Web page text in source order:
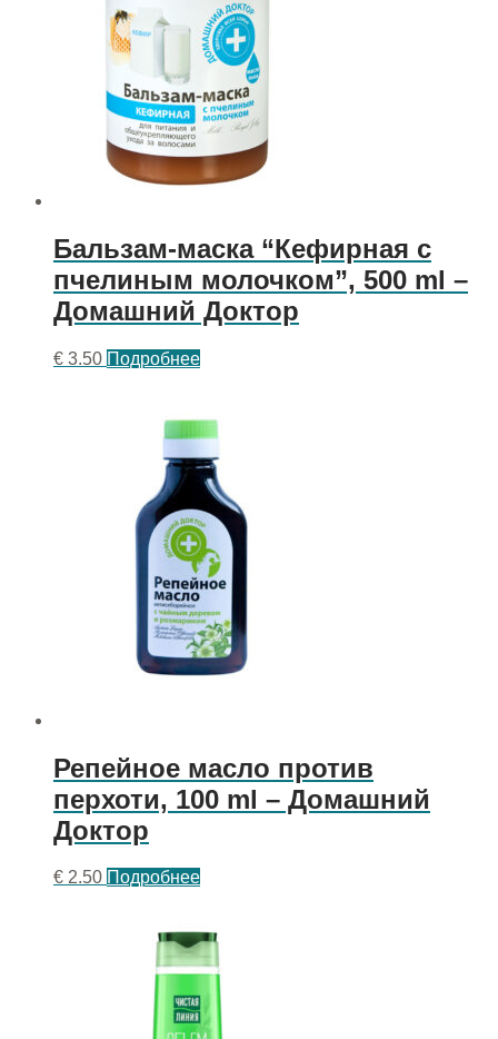
Бальзам-маска “Кефирная с
пчелиным молочком”, 500 ml –
Домашний Доктор
€ 3.50 Подробнее
Репейное масло против
перхоти, 100 ml – Домашний
Доктор
€ 2.50 Подробнее